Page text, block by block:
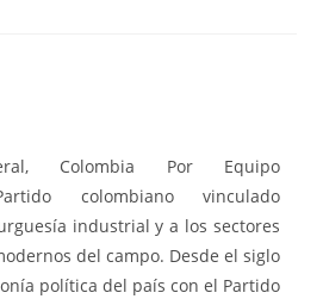
Colombia Por Equipo
colombiano vinculado
industrial y a los sectores
del campo. Desde el siglo
política del país con el Partido